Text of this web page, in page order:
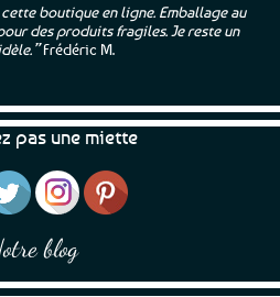
boutique en ligne. Emballage au
des produits fragiles. Je reste un
Frédéric M.
pas une miette
blog